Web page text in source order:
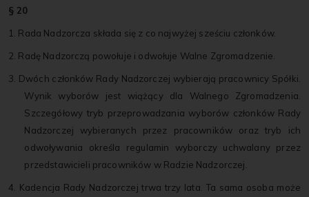
§ 20
1. Rada Nadzorcza składa się z co najwyżej sześciu członków.
2. Radę Nadzorczą powołuje i odwołuje Walne Zgromadzenie.
3. Dwóch członków Rady Nadzorczej wybierają pracownicy Spółki.
Wynik wyborów jest wiążący dla Walnego Zgromadzenia.
Szczegółowy tryb przeprowadzania wyborów członków Rady
Nadzorczej wybieranych przez pracowników oraz tryb ich
odwoływania określa regulamin wyborczy uchwalany przez
przedstawicieli pracowników w Radzie Nadzorczej.
4. Kadencja Rady Nadzorczej trwa trzy lata. Ta sama osoba może